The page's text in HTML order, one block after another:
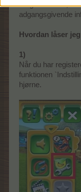
brugerkontoen,
adgangsgivende
Hvordan låser
1)
Når du har
funktionen
hjørne.